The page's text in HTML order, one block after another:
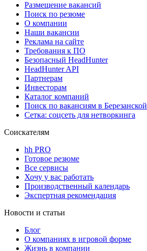
Размещение вакансий
Поиск по резюме
О компании
Наши вакансии
Реклама на сайте
Требования к ПО
Безопасный HeadHunter
HeadHunter API
Партнерам
Инвесторам
Каталог компаний
Поиск по вакансиям в Березанской
Сетка: соцсеть для нетворкинга
Соискателям
hh PRO
Готовое резюме
Все сервисы
Хочу у вас работать
Производственный календарь
Экспертная рекомендация
Новости и статьи
Блог
О компаниях в игровой форме
Жизнь в компании